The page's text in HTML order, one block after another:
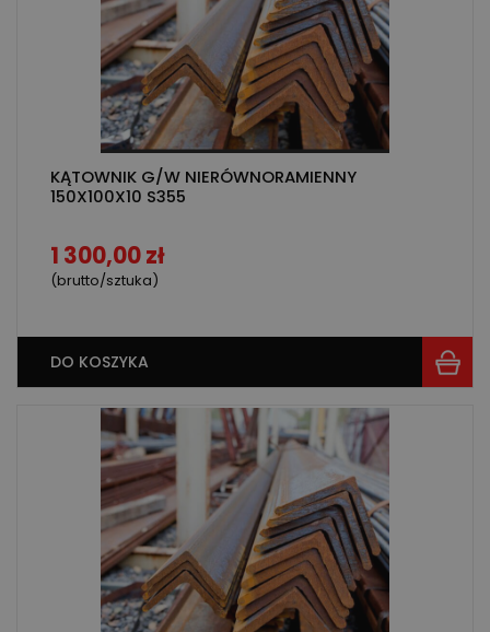
KĄTOWNIK G/W NIERÓWNORAMIENNY
150X100X10 S355
1 300,00 zł
(brutto/sztuka)
DO KOSZYKA